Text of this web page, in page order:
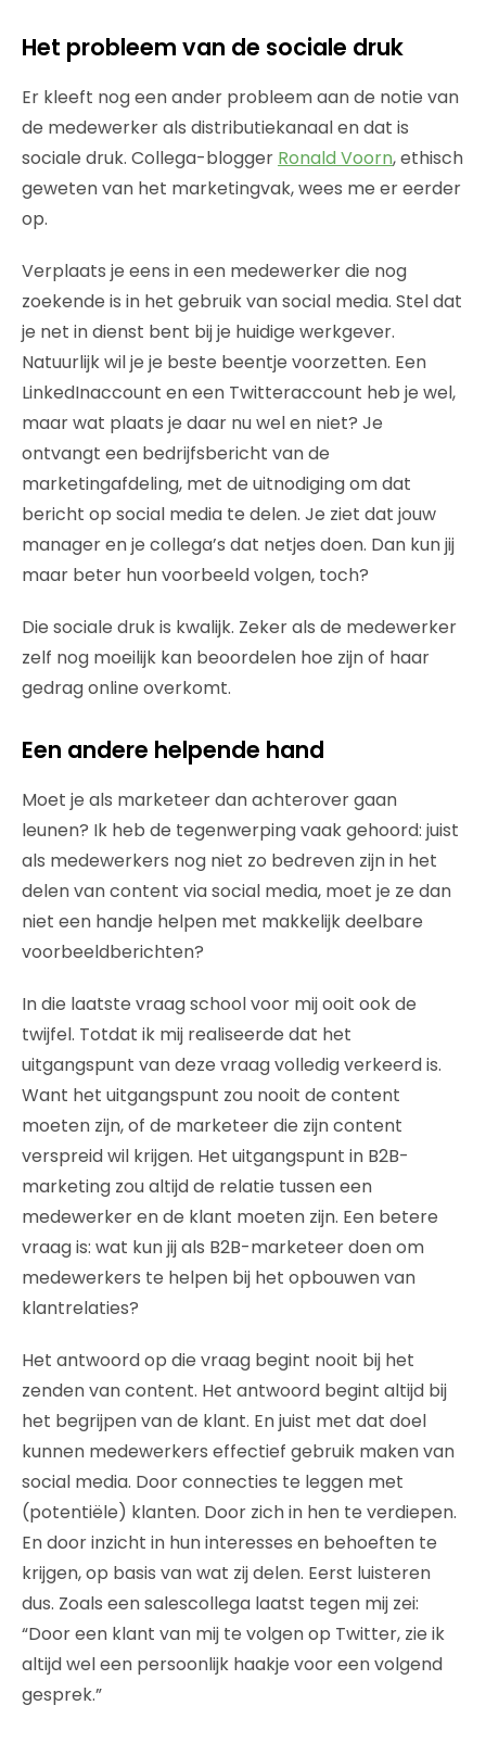
Het probleem van de sociale druk
Er kleeft nog een ander probleem aan de notie van
de medewerker als distributiekanaal en dat is
sociale druk. Collega-blogger Ronald Voorn, ethisch
geweten van het marketingvak, wees me er eerder
op.
Verplaats je eens in een medewerker die nog
zoekende is in het gebruik van social media. Stel dat
je net in dienst bent bij je huidige werkgever.
Natuurlijk wil je je beste beentje voorzetten. Een
LinkedInaccount en een Twitteraccount heb je wel,
maar wat plaats je daar nu wel en niet? Je
ontvangt een bedrijfsbericht van de
marketingafdeling, met de uitnodiging om dat
bericht op social media te delen. Je ziet dat jouw
manager en je collega’s dat netjes doen. Dan kun jij
maar beter hun voorbeeld volgen, toch?
Die sociale druk is kwalijk. Zeker als de medewerker
zelf nog moeilijk kan beoordelen hoe zijn of haar
gedrag online overkomt.
Een andere helpende hand
Moet je als marketeer dan achterover gaan
leunen? Ik heb de tegenwerping vaak gehoord: juist
als medewerkers nog niet zo bedreven zijn in het
delen van content via social media, moet je ze dan
niet een handje helpen met makkelijk deelbare
voorbeeldberichten?
In die laatste vraag school voor mij ooit ook de
twijfel. Totdat ik mij realiseerde dat het
uitgangspunt van deze vraag volledig verkeerd is.
Want het uitgangspunt zou nooit de content
moeten zijn, of de marketeer die zijn content
verspreid wil krijgen. Het uitgangspunt in B2B-
marketing zou altijd de relatie tussen een
medewerker en de klant moeten zijn. Een betere
vraag is: wat kun jij als B2B-marketeer doen om
medewerkers te helpen bij het opbouwen van
klantrelaties?
Het antwoord op die vraag begint nooit bij het
zenden van content. Het antwoord begint altijd bij
het begrijpen van de klant. En juist met dat doel
kunnen medewerkers effectief gebruik maken van
social media. Door connecties te leggen met
(potentiële) klanten. Door zich in hen te verdiepen.
En door inzicht in hun interesses en behoeften te
krijgen, op basis van wat zij delen. Eerst luisteren
dus. Zoals een salescollega laatst tegen mij zei:
“Door een klant van mij te volgen op Twitter, zie ik
altijd wel een persoonlijk haakje voor een volgend
gesprek.”